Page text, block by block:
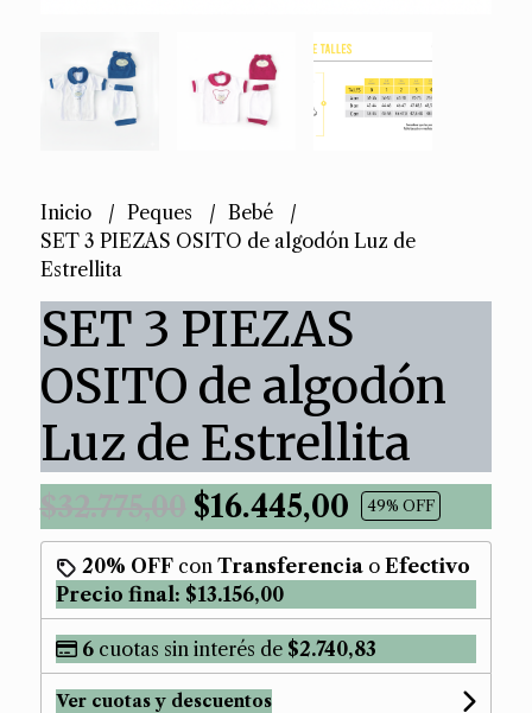
Inicio Peques
Bebé
SET 3 PIEZAS OSITO de algodón Luz de
Estrellita
SET 3 PIEZAS
OSITO de algodón
Luz de Estrellita
$32.775,00 $16.445,00 49% OFF
20% OFFcon Transferenciao Efectivo
Precio final: $13.156,00
6cuotas sin interés de $2.740,83
Ver cuotas y descuentos